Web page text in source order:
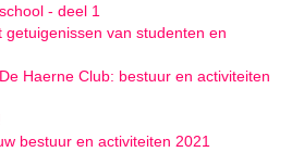
- deel 1
getuigenissen van studenten en
Haerne Club: bestuur en activiteiten
bestuur en activiteiten 2021